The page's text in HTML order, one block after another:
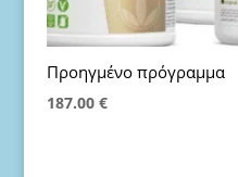
Προηγμένο πρόγραμμα
187.00 €